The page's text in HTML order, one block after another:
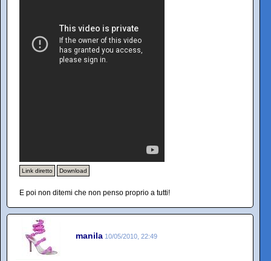
Link diretto Download
E poi non ditemi che non penso proprio a tutti!
manila 10/05/2010, 22:49